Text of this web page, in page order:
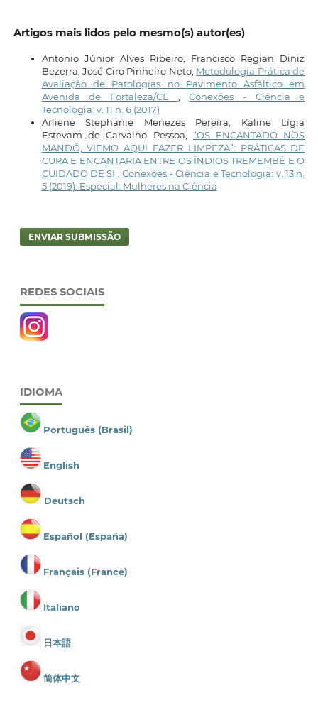
Artigos mais lidos pelo mesmo(s) autor(es)
Antonio Júnior Alves Ribeiro, Francisco Regian Diniz
Bezerra, José Ciro Pinheiro Neto, Metodologia Prática de
Avaliação de Patologias no Pavimento Asfáltico em
Avenida de Fortaleza/CE ,Conexões - Ciência e
Tecnologia: v. 11 n. 6 (2017)
Arliene Stephanie Menezes Pereira, Kaline Lígia
Estevam de Carvalho Pessoa, “OS ENCANTADO NOS
MANDÔ, VIEMO AQUI FAZER LIMPEZA”: PRÁTICAS DE
CURA E ENCANTARIA ENTRE OS ÍNDIOS TREMEMBÉ E O
CUIDADO DE SI ,Conexões - Ciência e Tecnologia: v. 13 n.
5 (2019): Especial: Mulheres na Ciência
ENVIAR SUBMISSÃO
REDES SOCIAIS
IDIOMA
Português (Brasil)
English
Deutsch
Español (España)
Français (France)
Italiano
日本語
简体中文